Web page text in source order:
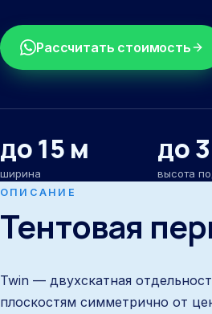
Рассчитать стоимость
до 15 м
ширина
до
высота
ОПИСАНИЕ
Тентовая
Twin — двухскатная
плоскостям симметрично от